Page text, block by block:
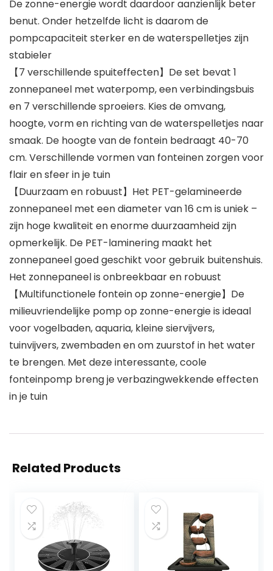
De zonne-energie wordt daardoor aanzienlijk beter
benut. Onder hetzelfde licht is daarom de
pompcapaciteit sterker en de waterspelletjes zijn
stabieler
【7 verschillende spuiteffecten】De set bevat 1
zonnepaneel met waterpomp, een verbindingsbuis
en 7 verschillende sproeiers. Kies de omvang,
hoogte, vorm en richting van de waterspelletjes naar
smaak. De hoogte van de fontein bedraagt 40-70
cm. Verschillende vormen van fonteinen zorgen voor
flair en sfeer in je tuin
【Duurzaam en robuust】Het PET-gelamineerde
zonnepaneel met een diameter van 16 cm is uniek –
zijn hoge kwaliteit en enorme duurzaamheid zijn
opmerkelijk. De PET-laminering maakt het
zonnepaneel goed geschikt voor gebruik buitenshuis.
Het zonnepaneel is onbreekbaar en robuust
【Multifunctionele fontein op zonne-energie】De
milieuvriendelijke pomp op zonne-energie is ideaal
voor vogelbaden, aquaria, kleine siervijvers,
tuinvijvers, zwembaden en om zuurstof in het water
te brengen. Met deze interessante, coole
fonteinpomp breng je verbazingwekkende effecten
in je tuin
Related Products